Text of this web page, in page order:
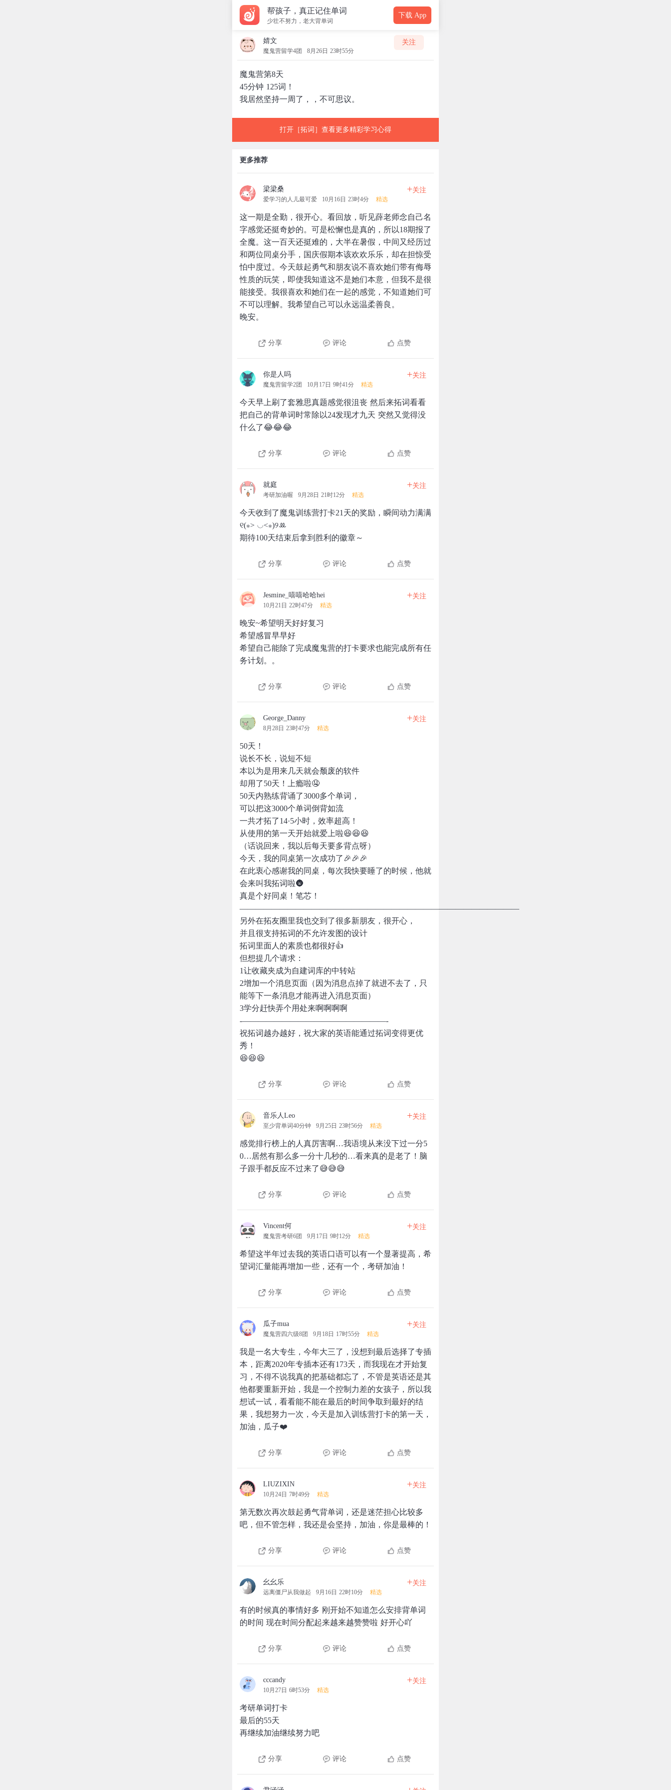
帮孩子，真正记住单词
少壮不努力，老大背单词
下载 App
婧文
魔鬼营留学4团 8月26日 23时55分
关注
魔鬼营第8天
45分钟 125词！
我居然坚持一周了，，不可思议。
打开［拓词］查看更多精彩学习心得
更多推荐
梁梁桑
爱学习的人儿最可爱 10月16日 23时4分 精选
+关注
这一期是全勤，很开心。看回放，听见薛老师念自己名
字感觉还挺奇妙的。可是松懈也是真的，所以18期报了
全魔。这一百天还挺难的，大半在暑假，中间又经历过
和两位同桌分手，国庆假期本该欢欢乐乐，却在担惊受
怕中度过。今天鼓起勇气和朋友说不喜欢她们带有侮辱
性质的玩笑，即使我知道这不是她们本意，但我不是很
能接受。我很喜欢和她们在一起的感觉，不知道她们可
不可以理解。我希望自己可以永远温柔善良。
晚安。
分享 评论 点赞
你是人吗
魔鬼营留学2团 10月17日 9时41分 精选
+关注
今天早上刷了套雅思真题感觉很沮丧 然后来拓词看看
把自己的背单词时常除以24发现才九天 突然又觉得没
什么了😂😂😂
分享 评论 点赞
就庭
考研加油喔 9月28日 21时12分 精选
+关注
今天收到了魔鬼训练营打卡21天的奖励，瞬间动力满满
୧(⁎˃ ◡˂⁎)୨ꔛ
期待100天结束后拿到胜利的徽章～
分享 评论 点赞
Jesmine_嘻嘻哈哈hei
10月21日 22时47分 精选
+关注
晚安~希望明天好好复习
希望感冒早早好
希望自己能除了完成魔鬼营的打卡要求也能完成所有任
务计划。。
分享 评论 点赞
George_Danny
8月28日 23时47分 精选
+关注
50天！
说长不长，说短不短
本以为是用来几天就会颓废的软件
却用了50天！上瘾啦🤤
50天内熟练背诵了3000多个单词，
可以把这3000个单词倒背如流
一共才拓了14·5小时，效率超高！
从使用的第一天开始就爱上啦😆😆😆
（话说回来，我以后每天要多背点呀）
今天，我的同桌第一次成功了🎉🎉🎉
在此衷心感谢我的同桌，每次我快要睡了的时候，他就
会来叫我拓词啦🌚
真是个好同桌！笔芯！
———————————————————————————————————
另外在拓友圈里我也交到了很多新朋友，很开心，
并且很支持拓词的不允许发图的设计
拓词里面人的素质也都很好👍
但想提几个请求：
1让收藏夹成为自建词库的中转站
2增加一个消息页面（因为消息点掉了就进不去了，只
能等下一条消息才能再进入消息页面）
3学分赶快弄个用处来啊啊啊啊
-——————————————————-
祝拓词越办越好，祝大家的英语能通过拓词变得更优
秀！
😆😆😆
分享 评论 点赞
音乐人Leo
至少背单词40分钟 9月25日 23时56分 精选
+关注
感觉排行榜上的人真厉害啊…我语境从来没下过一分5
0…居然有那么多一分十几秒的…看来真的是老了！脑
子跟手都反应不过来了😅😅😅
分享 评论 点赞
Vincent何
魔鬼营考研6团 9月17日 9时12分 精选
+关注
希望这半年过去我的英语口语可以有一个显著提高，希
望词汇量能再增加一些，还有一个，考研加油！
分享 评论 点赞
瓜子mua
魔鬼营四六级8团 9月18日 17时55分 精选
+关注
我是一名大专生，今年大三了，没想到最后选择了专插
本，距离2020年专插本还有173天，而我现在才开始复
习，不得不说我真的把基础都忘了，不管是英语还是其
他都要重新开始，我是一个控制力差的女孩子，所以我
想试一试，看看能不能在最后的时间争取到最好的结
果，我想努力一次，今天是加入训练营打卡的第一天，
加油，瓜子❤️
分享 评论 点赞
LIUZIXIN
10月24日 7时49分 精选
+关注
第无数次再次鼓起勇气背单词，还是迷茫担心比较多
吧，但不管怎样，我还是会坚持，加油，你是最棒的！
分享 评论 点赞
幺幺乐
远离僵尸从我做起 9月16日 22时10分 精选
+关注
有的时候真的事情好多 刚开始不知道怎么安排背单词
的时间 现在时间分配起来越来越赞赞啦 好开心吖
分享 评论 点赞
cccandy
10月27日 6时53分 精选
+关注
考研单词打卡
最后的55天
再继续加油继续努力吧
分享 评论 点赞